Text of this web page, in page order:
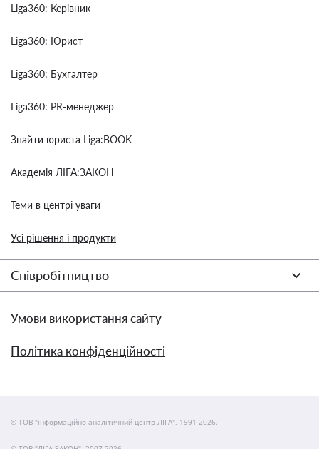
Liga360: Керівник
Liga360: Юрист
Liga360: Бухгалтер
Liga360: PR-менеджер
Знайти юриста Liga:BOOK
Академія ЛІГА:ЗАКОН
Теми в центрі уваги
Усі рішення і продукти
Співробітництво
Умови використання сайту
Політика конфіденційності
© ТОВ "інформаційно-аналітичний центр ЛІГА", 1991-2026.